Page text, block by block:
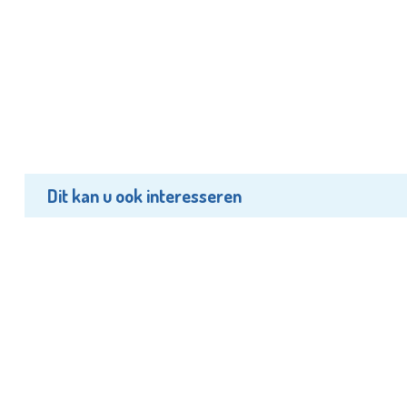
Dit kan u ook interesseren